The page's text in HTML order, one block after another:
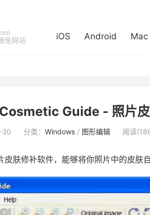
免网站
iOS Android Mac
Cosmetic Guide - 照片
30 分类： Windows/ 图形编辑 阅读
皮肤修补软件，能够将你照片中的皮肤